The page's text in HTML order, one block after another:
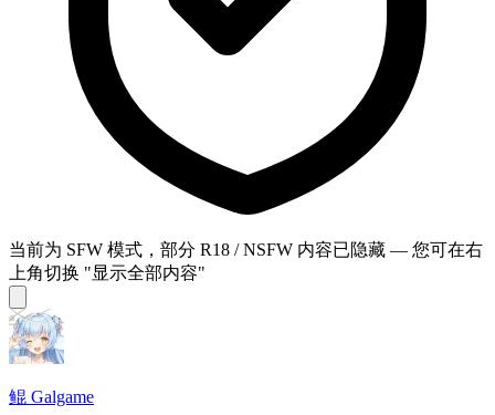
当前为 SFW 模式，部分 R18 / NSFW 内容已隐藏 — 您可在右
上角切换 "显示全部内容"
鲲 Galgame